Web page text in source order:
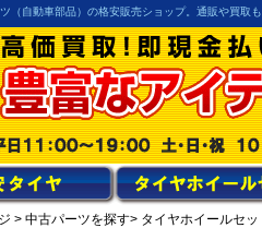
（自動車部品）の格安販売ショップ。通販や買取も
> 中古パーツを探す> タイヤホイールセッ